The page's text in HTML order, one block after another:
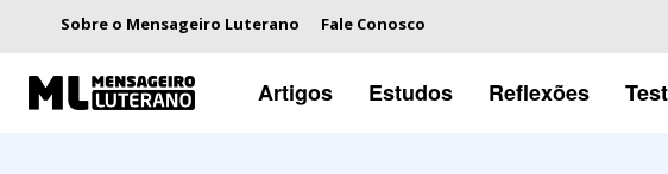
Sobre o Mensageiro Luterano Fale Conosco
Artigos Estudos Reflexões